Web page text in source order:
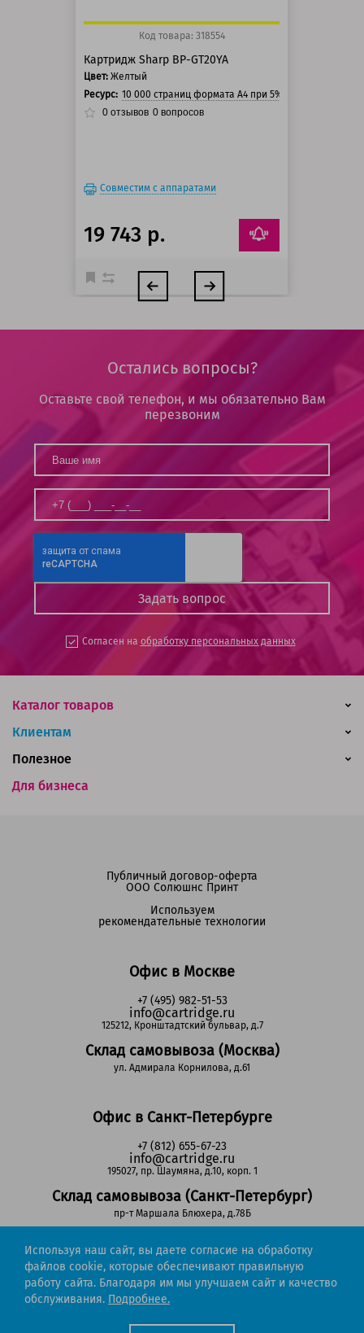
Код товара: 318554
Картридж Sharp BP-GT20YA
Цвет: Желтый
Ресурс: 10 000 страниц формата А4 при 5% заполнении
0 отзывов 0 вопросов
Совместим с аппаратами
19 743 р.
Остались вопросы?
Оставьте свой телефон, и мы обязательно Вам
перезвоним
Согласен на обработку персональных данных
Каталог товаров
Клиентам
Для бизнеса
Полезное
Офис в Москве
+7 (495) 982-51-53
info@cartridge.ru
125212, Кронштадтский бульвар, д.7
Склад самовывоза (Москва)
ул. Адмирала Корнилова, д.61
Офис в Санкт-Петербурге
+7 (812) 655-67-23
info@cartridge.ru
195027, пр. Шаумяна, д.10, корп. 1
Склад самовывоза (Санкт-Петербург)
пр-т Маршала Блюхера, д.78Б
Регионы РФ
8-800-302-51-53
(звонок бесплатный)
Публичный договор-оферта
ООО Солюшнс Принт
Используем
рекомендательные технологии
Используя наш сайт, вы даете согласие на обработку
файлов cookie, которые обеспечивают правильную
работу сайта. Благодаря им мы улучшаем сайт и качество
обслуживания. Подробнее.